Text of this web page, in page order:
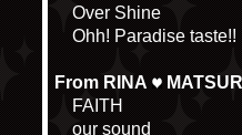
Over Shine
Ohh! Paradise taste!!
From RINA
FAITH
our sound